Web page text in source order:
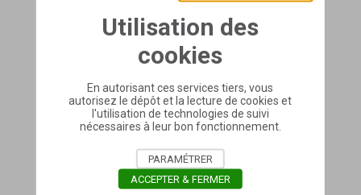
Utilisation des
cookies
En autorisant ces services tiers, vous
autorisez le dépôt et la lecture de cookies et
l'utilisation de technologies de suivi
nécessaires à leur bon fonctionnement.
PARAMÉTRER
ACCEPTER & FERMER